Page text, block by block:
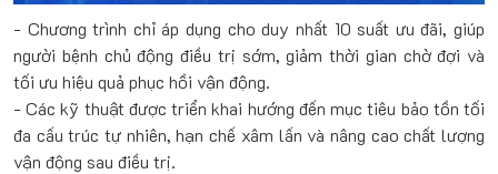
- Chương trình chỉ áp dụng cho duy nhất 10 suất ưu đãi, giúp
người bệnh chủ động điều trị sớm, giảm thời gian chờ đợi và
tối ưu hiệu quả phục hồi vận động.
- Các kỹ thuật được triển khai hướng đến mục tiêu bảo tồn tối
đa cấu trúc tự nhiên, hạn chế xâm lấn và nâng cao chất lượng
vận động sau điều trị.